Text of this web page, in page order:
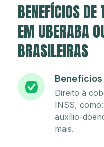
BENEFÍCIOS
EM UBERABA
BRASILEIRAS
Benefícios
Direito à
INSS,
auxílio-
mais.